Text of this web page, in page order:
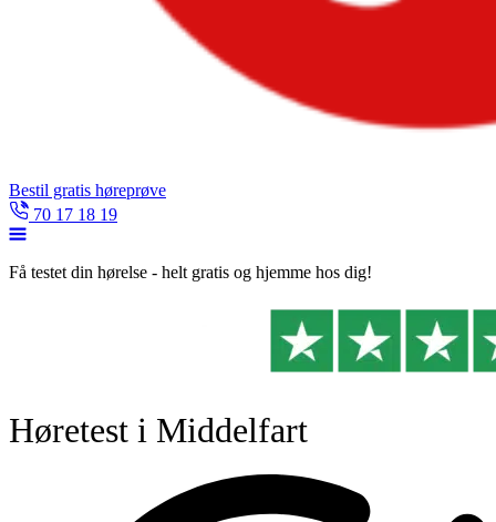
Bestil gratis høreprøve
70 17 18 19
Få testet din hørelse - helt gratis og hjemme hos dig!
Høretest i Middelfart